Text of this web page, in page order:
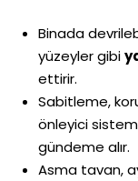
Binada
yüzeyler gibi
ettirir.
Sabitleme,
önleyici
gündeme alır.
Asma tavan,